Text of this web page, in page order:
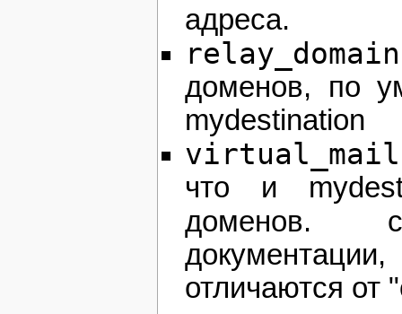
адреса.
доменов, по
mydestination
что и
отличаются от